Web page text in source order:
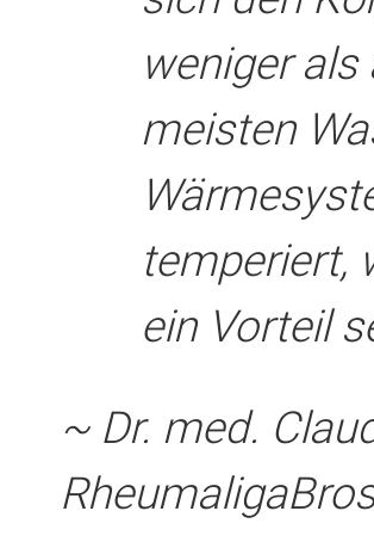
weniger
meisten
temperiert,
ein Vorteil
~ Dr. med.